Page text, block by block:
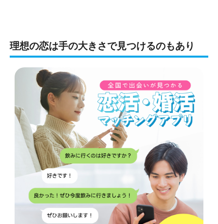
理想の恋は手の大きさで見つけるのもあり